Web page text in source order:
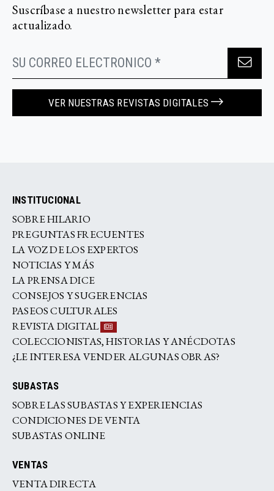
Suscríbase a nuestro newsletter para estar
actualizado.
VER NUESTRAS REVISTAS DIGITALES
INSTITUCIONAL
SOBRE HILARIO
PREGUNTAS FRECUENTES
LA VOZ DE LOS EXPERTOS
NOTICIAS Y MÁS
LA PRENSA DICE
CONSEJOS Y SUGERENCIAS
PASEOS CULTURALES
REVISTA DIGITAL
COLECCIONISTAS, HISTORIAS Y ANÉCDOTAS
¿LE INTERESA VENDER ALGUNAS OBRAS?
SUBASTAS
SOBRE LAS SUBASTAS Y EXPERIENCIAS
CONDICIONES DE VENTA
SUBASTAS ONLINE
VENTAS
VENTA DIRECTA